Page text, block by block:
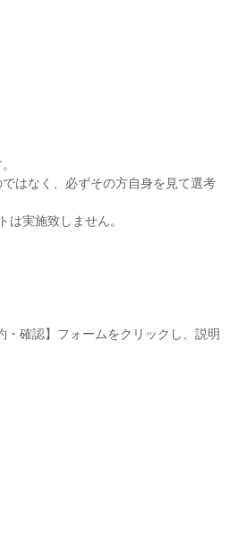
はなく、必ずその方自身を見て選考
は実施致しません。
・確認】フォームをクリックし、説明